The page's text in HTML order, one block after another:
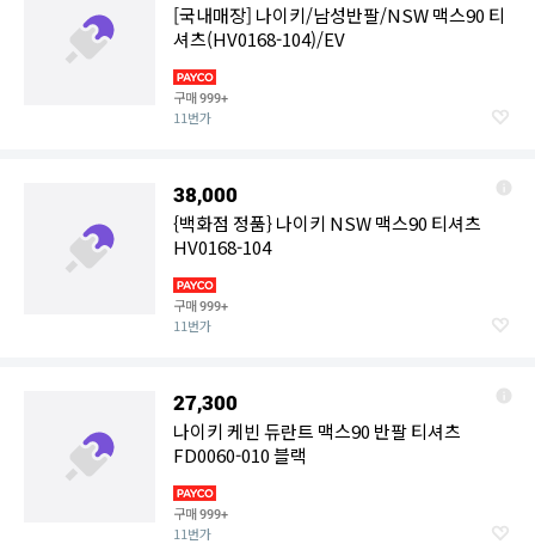
[국내매장] 나이키/남성반팔/NSW 맥스90 티
셔츠(HV0168-104)/EV
구매999+
11번가
38,000
{백화점 정품} 나이키 NSW 맥스90 티셔츠
HV0168-104
구매999+
11번가
27,300
나이키 케빈 듀란트 맥스90 반팔 티셔츠
FD0060-010 블랙
구매999+
11번가